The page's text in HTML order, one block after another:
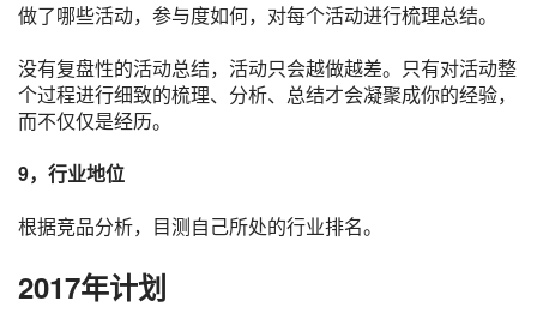
做了哪些活动，参与度如何，对每个活动进行梳理总结。
没有复盘性的活动总结，活动只会越做越差。只有对活动整
个过程进行细致的梳理、分析、总结才会凝聚成你的经验，
而不仅仅是经历。
9，行业地位
根据竞品分析，目测自己所处的行业排名。
2017年计划